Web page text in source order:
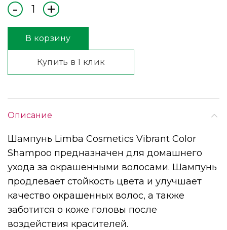
В корзину
Купить в 1 клик
Описание
Шампунь Limba Cosmetics Vibrant Color
Shampoo предназначен для домашнего
ухода за окрашенными волосами. Шампунь
продлевает стойкость цвета и улучшает
качество окрашенных волос, а также
заботится о коже головы после
воздействия красителей.